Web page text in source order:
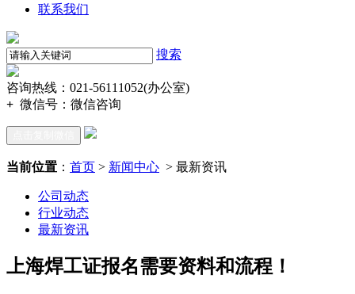
联系我们
搜索
咨询热线：021-56111052(办公室)
+ 微信号： 微信咨询
当前位置 ： 首页 > 新闻中心 > 最新资讯
公司动态
行业动态
最新资讯
上海焊工证报名需要资料和流程！